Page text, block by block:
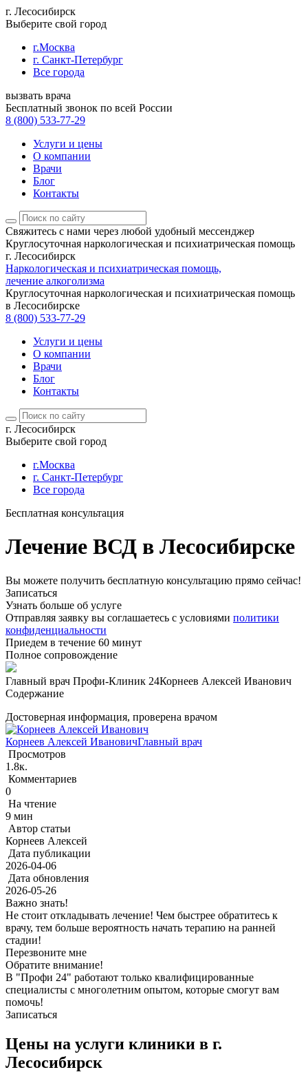
г. Лесосибирск
Выберите свой город
г.Москва
г. Санкт-Петербург
Все города
вызвать врача
Бесплатный звонок по всей России
8 (800) 533-77-29
Услуги и цены
О компании
Врачи
Блог
Контакты
Свяжитесь с нами через любой удобный мессенджер
Круглосуточная наркологическая и психиатрическая помощь
г. Лесосибирск
Наркологическая и психиатрическая помощь,
лечение алкоголизма
Круглосуточная наркологическая и психиатрическая помощь
в Лесосибирске
8 (800) 533-77-29
Услуги и цены
О компании
Врачи
Блог
Контакты
г. Лесосибирск
Выберите свой город
г.Москва
г. Санкт-Петербург
Все города
Бесплатная консультация
Лечение ВСД в Лесосибирске
Вы можете получить бесплатную консультацию прямо сейчас!
Записаться
Узнать больше об услуге
Отправляя заявку вы соглашаетесь с условиями политики
конфиденциальности
Приедем в течение 60 минут
Полное сопровождение
Главный врач Профи-Клиник 24Корнеев Алексей Иванович
Содержание
Достоверная информация, проверена врачом
Корнеев Алексей ИвановичГлавный врач
Просмотров
1.8к.
Комментариев
0
На чтение
9 мин
Автор статьи
Корнеев Алексей
Дата публикации
2026-04-06
Дата обновления
2026-05-26
Важно знать!
Не стоит откладывать лечение! Чем быстрее обратитесь к
врачу, тем больше вероятность начать терапию на ранней
стадии!
Перезвоните мне
Обратите внимание!
В "Профи 24" работают только квалифицированные
специалисты с многолетним опытом, которые смогут вам
помочь!
Записаться
Цены на услуги клиники в г.
Лесосибирск